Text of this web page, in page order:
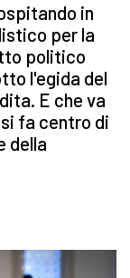
in
per la
politico
l'egida del
E che va
fa centro di
della